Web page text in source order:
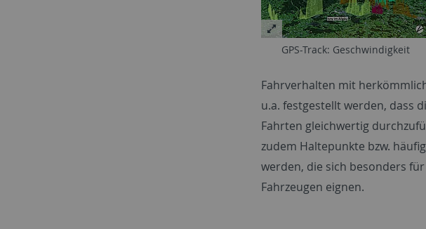
GPS-Track: Geschwindigkeit
Fahrverhalten mit
u.a. festgestellt werden, dass
Fahrten gleichwertig
zudem Haltepunkte bzw.
werden, die sich besonders
Fahrzeugen eignen.